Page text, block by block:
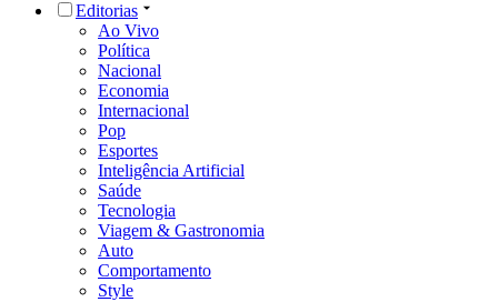
Editorias
Ao Vivo
Política
Nacional
Economia
Internacional
Pop
Esportes
Inteligência Artificial
Saúde
Tecnologia
Viagem & Gastronomia
Auto
Comportamento
Style